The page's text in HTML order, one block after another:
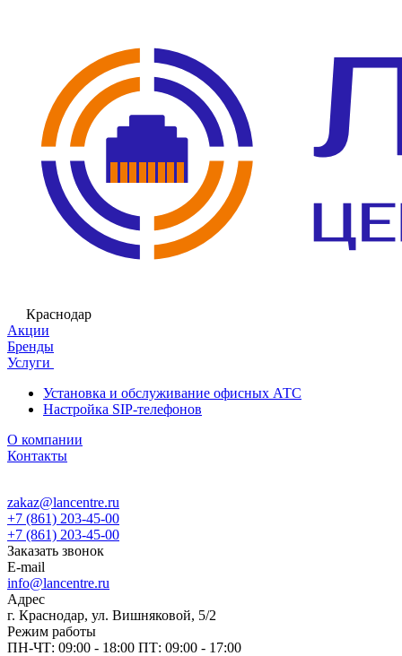
Краснодар
Акции
Бренды
Услуги
Установка и обслуживание офисных АТС
Настройка SIP-телефонов
О компании
Контакты
zakaz@lancentre.ru
+7 (861) 203-45-00
+7 (861) 203-45-00
Заказать звонок
E-mail
info@lancentre.ru
Адрес
г. Краснодар, ул. Вишняковой, 5/2
Режим работы
ПН-ЧТ: 09:00 - 18:00 ПТ: 09:00 - 17:00